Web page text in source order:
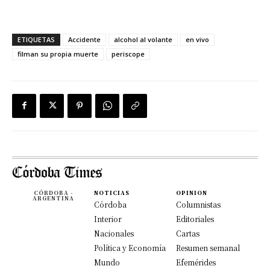
ETIQUETAS Accidente alcohol al volante
en vivo
filman su propia muerte
periscope
CÓRDOBA -
ARGENTINA
NOTICIAS
Córdoba
Interior
Nacionales
Política y Economía
Mundo
OPINION
Columnistas
Editoriales
Cartas
Resumen semanal
Efemérides